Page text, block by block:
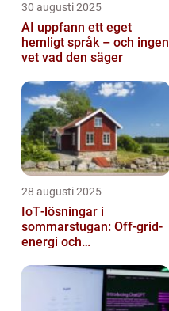
30 augusti 2025
AI uppfann ett eget
hemligt språk – och ingen
vet vad den säger
28 augusti 2025
IoT‑lösningar i
sommarstugan: Off‑grid-
energi och